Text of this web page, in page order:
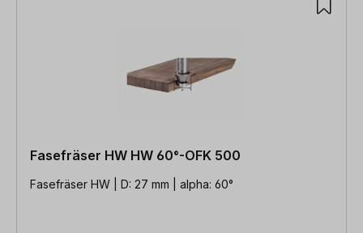
Fasefräser HW HW 60°-OFK 500
Fasefräser HW | D: 27 mm | alpha: 60°